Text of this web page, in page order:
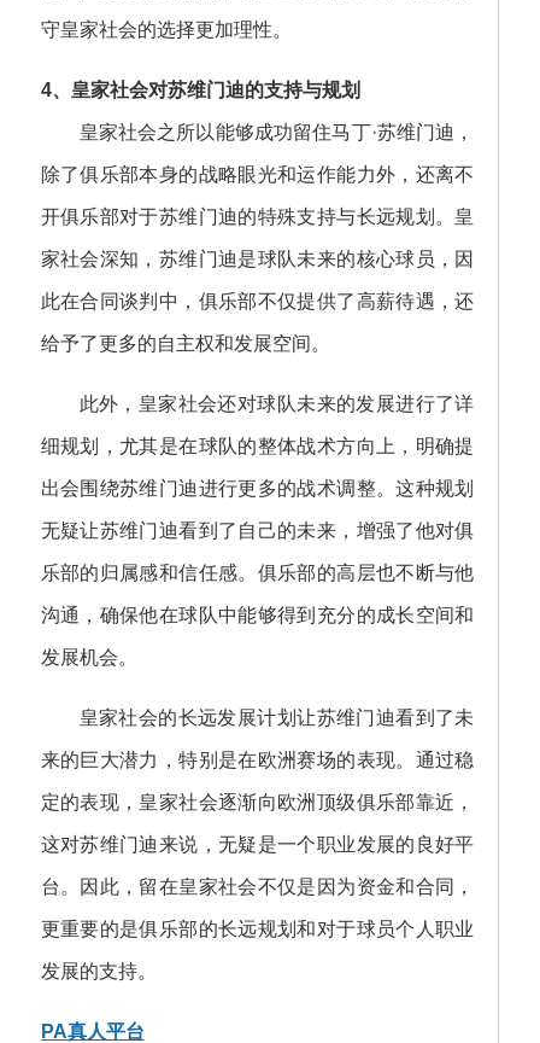
守皇家社会的选择更加理性。
4、皇家社会对苏维门迪的支持与规划
皇家社会之所以能够成功留住马丁·苏维门迪，
除了俱乐部本身的战略眼光和运作能力外，还离不
开俱乐部对于苏维门迪的特殊支持与长远规划。皇
家社会深知，苏维门迪是球队未来的核心球员，因
此在合同谈判中，俱乐部不仅提供了高薪待遇，还
给予了更多的自主权和发展空间。
此外，皇家社会还对球队未来的发展进行了详
细规划，尤其是在球队的整体战术方向上，明确提
出会围绕苏维门迪进行更多的战术调整。这种规划
无疑让苏维门迪看到了自己的未来，增强了他对俱
乐部的归属感和信任感。俱乐部的高层也不断与他
沟通，确保他在球队中能够得到充分的成长空间和
发展机会。
皇家社会的长远发展计划让苏维门迪看到了未
来的巨大潜力，特别是在欧洲赛场的表现。通过稳
定的表现，皇家社会逐渐向欧洲顶级俱乐部靠近，
这对苏维门迪来说，无疑是一个职业发展的良好平
台。因此，留在皇家社会不仅是因为资金和合同，
更重要的是俱乐部的长远规划和对于球员个人职业
发展的支持。
PA真人平台